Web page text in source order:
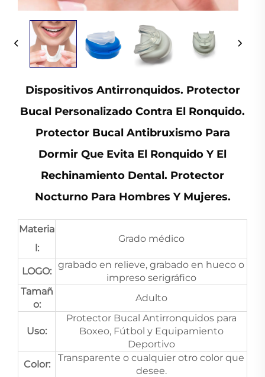
Dispositivos Antirronquidos. Protector
Bucal Personalizado Contra El Ronquido.
Protector Bucal Antibruxismo Para
Dormir Que Evita El Ronquido Y El
Rechinamiento Dental. Protector
Nocturno Para Hombres Y Mujeres.
Materia
l:
Grado médico
LOGO:
grabado en relieve, grabado en hueco o
impreso serigráfico
Tamañ
o:
Adulto
Uso:
Protector Bucal Antirronquidos para
Boxeo, Fútbol y Equipamiento
Deportivo
Color:
Transparente o cualquier otro color que
desee.